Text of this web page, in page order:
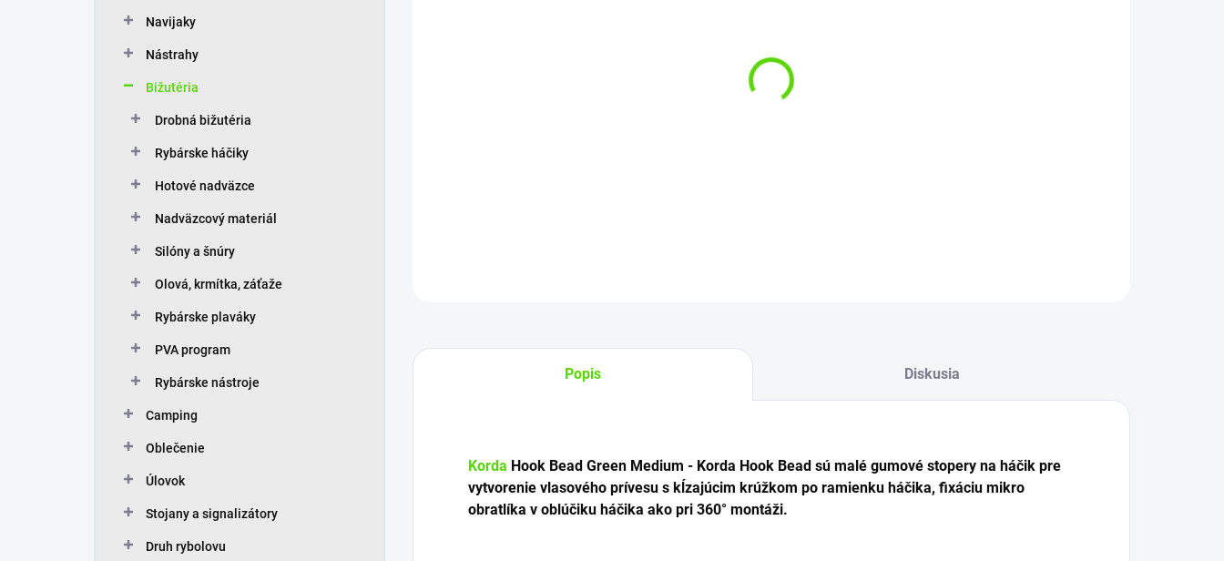
Navijaky
Nástrahy
Bižutéria
Drobná bižutéria
Rybárske háčiky
Hotové nadväzce
Nadväzcový materiál
Silóny a šnúry
Olová, krmítka, záťaže
Rybárske plaváky
PVA program
Rybárske nástroje
Camping
Oblečenie
Úlovok
Stojany a signalizátory
Druh rybolovu
Katalógové číslo: KHB
Popis Diskusia
Korda Hook Bead Green Medium - Korda Hook Bead sú malé gumové stopery na háčik pre
vytvorenie vlasového prívesu s kĺzajúcim krúžkom po ramienku háčika, fixáciu mikro
obratlíka v oblúčiku háčika ako pri 360° montáži.